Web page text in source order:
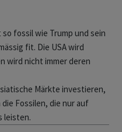
fossil wie Trump und sein
fit. Die USA wird
wird nicht immer deren
Märkte investieren,
die Fossilen, die nur auf
leisten.